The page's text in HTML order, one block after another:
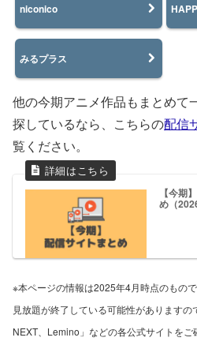
niconico
みるプラス
他の今期アニメ作品もまとめて
探しているなら、こちらの配信
覧ください。
【今期
め（
※本ページの情報は2025年4月時点のもの
見放題が終了している可能性があります
NEXT、Lemino」などの各公式サイトをご